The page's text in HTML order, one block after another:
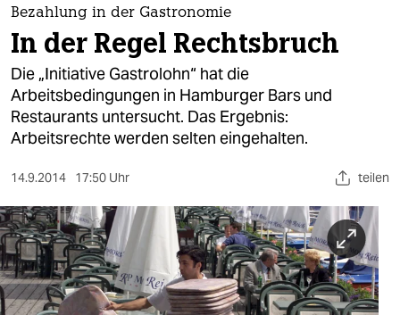
themen
politik
öko
gesellschaft
kultur
sport
berlin
nord
Bezahlung in der Gastronomie
In der Regel Rechtsbruch
Die „Initiative Gastrolohn“ hat die
Arbeitsbedingungen in Hamburger Bars und
Restaurants untersucht. Das Ergebnis:
Arbeitsrechte werden selten eingehalten.
14.9.2014 17:50 Uhr teilen